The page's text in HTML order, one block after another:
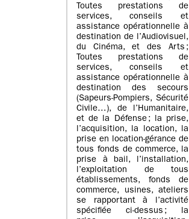
Toutes prestations de
services, conseils et
assistance opérationnelle à
destination de l’Audiovisuel,
du Cinéma, et des Arts ;
Toutes prestations de
services, conseils et
assistance opérationnelle à
destination des secours
(Sapeurs-Pompiers, Sécurité
Civile…), de l’Humanitaire,
et de la Défense ; la prise,
l’acquisition, la location, la
prise en location-gérance de
tous fonds de commerce, la
prise à bail, l’installation,
l’exploitation de tous
établissements, fonds de
commerce, usines, ateliers
se rapportant à l’activité
spécifiée ci-dessus ; la